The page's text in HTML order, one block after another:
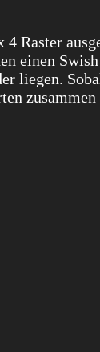
4 Raster
einen
liegen.
zusammen